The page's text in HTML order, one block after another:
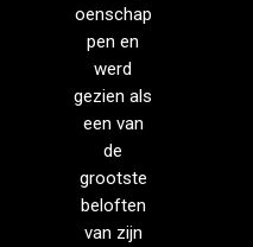
oenschap
pen en
werd
gezien als
een van
de
grootste
beloften
van zijn